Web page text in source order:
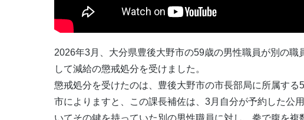
2026年3月、大分県豊後大野市の59歳の男性職員が別の職
して減給の懲戒処分を受けました。
懲戒処分を受けたのは、豊後大野市の市長部局に所属する
市によりますと、この課長補佐は、3月自分が予約した公
いてその鍵を持っていた別の男性職員に対し、拳で腹を